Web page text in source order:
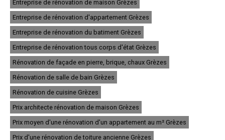
- Entreprise de rénovation immobilière à Sainte-Sigolène
- Entreprise de rénovation immobilière à Aurec-sur-Loire
- Entreprise de rénovation immobilière à Saint-Just-Malmont
- Entreprise de rénovation immobilière à Brives-Charensac
- Entreprise de rénovation immobilière à Langeac
- Entreprise de rénovation immobilière à Bas-en-Basset
- Entreprise de rénovation immobilière à Espaly-Saint-Marcel
- Entreprise de rénovation immobilière à Vals-près-le-Puy
- Entreprise de rénovation immobilière à Saint-Germain-Laprade
- Entreprise de rénovation immobilière à Tence
- Entreprise de rénovation immobilière à Saint-Didier-en-Velay
- Entreprise de rénovation immobilière à Sainte-Florine
- Entreprise de rénovation immobilière à Dunières
- Entreprise de rénovation immobilière à Coubon
- Entreprise de rénovation immobilière à Polignac
Entreprise de rénovation de maison Grèzes
Entreprise de rénovation d'appartement Grèzes
Entreprise de rénovation du batiment Grèzes
Entreprise de rénovation tous corps d'état Grèzes
Rénovation de façade en pierre, brique, chaux Grèzes
Rénovation de salle de bain Grèzes
Rénovation de cuisine Grèzes
Prix architecte rénovation de maison Grèzes
Prix moyen d'une rénovation d'un appartement au m² Grèzes
Prix d'une rénovation de toiture ancienne Grèzes